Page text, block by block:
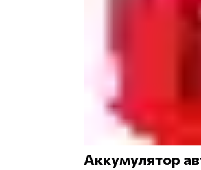
Аккумулятор